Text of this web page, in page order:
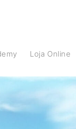
Loja Online